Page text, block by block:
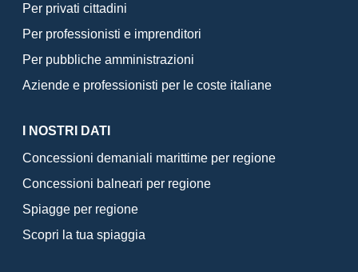
Per privati cittadini
Per professionisti e imprenditori
Per pubbliche amministrazioni
Aziende e professionisti per le coste italiane
I NOSTRI DATI
Concessioni demaniali marittime per regione
Concessioni balneari per regione
Spiagge per regione
Scopri la tua spiaggia